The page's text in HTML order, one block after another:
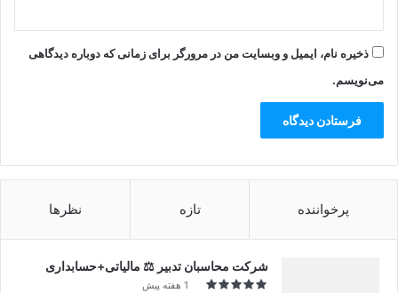
ذخیره نام، ایمیل و وبسایت من در مرورگر برای زمانی که دوباره دیدگاهی
می‌نویسم.
پرخواننده تازه نظرها
شرکت محاسبان تدبیر ⚖️ مالیاتی+حسابداری
1 هفته پیش